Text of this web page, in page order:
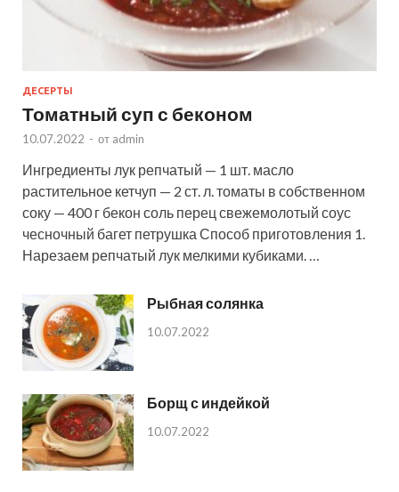
ДЕСЕРТЫ
Томатный суп с беконом
10.07.2022 - от admin
Ингредиенты лук репчатый — 1 шт. масло
растительное кетчуп — 2 ст. л. томаты в собственном
соку — 400 г бекон соль перец свежемолотый соус
чесночный багет петрушка Способ приготовления 1.
Нарезаем репчатый лук мелкими кубиками. …
Рыбная солянка
10.07.2022
Борщ с индейкой
10.07.2022